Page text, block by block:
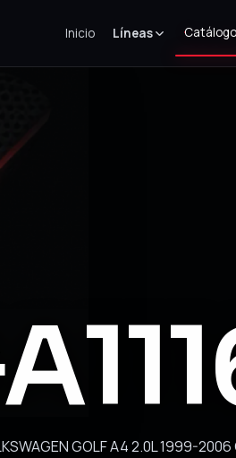
Inicio Líneas Catálogo
GOLF A4 2.0L 1999-2006